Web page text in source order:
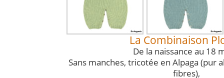
La Combinaison
De la naissance au 18
Sans manches, tricotée en Alpaga (pur
fibres),